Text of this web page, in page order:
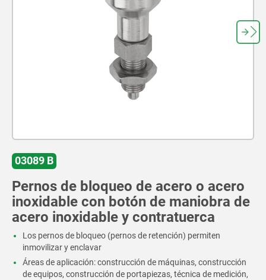
03089 B
Pernos de bloqueo de acero o acero
inoxidable con botón de maniobra de
acero inoxidable y contratuerca
Los pernos de bloqueo (pernos de retención) permiten
inmovilizar y enclavar
Áreas de aplicación: construcción de máquinas, construcción
de equipos, construcción de portapiezas, técnica de medición,